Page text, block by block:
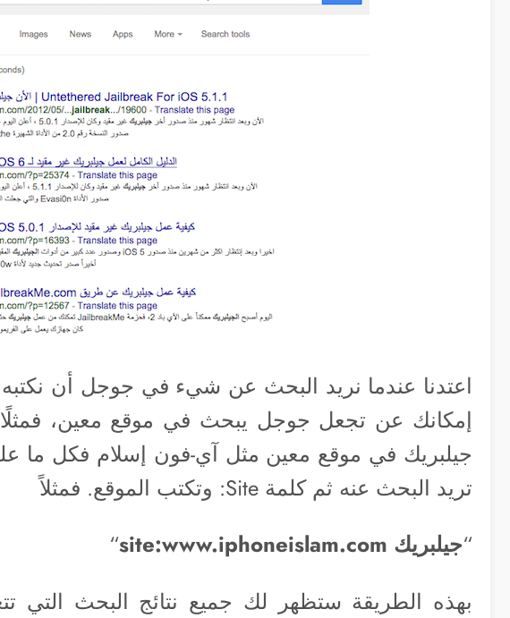
اعتدنا عندما نريد البحث عن شيء في جوجل أن
إمكانك عن تجعل جوجل يبحث في موقع معين،
جيلبريك في موقع معين مثل آي-فون إسلام فكل ما
تريد البحث عنه ثم كلمة Site: وتكتب الموقع. فمثلاً
“جيلبريك site:www.iphoneislam.com
“
بهذه الطريقة ستظهر لك جميع نتائج البحث التي